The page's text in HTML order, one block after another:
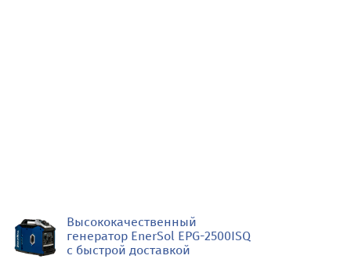
Высококачественный
генератор EnerSol EPG-2500ISQ
с быстрой доставкой